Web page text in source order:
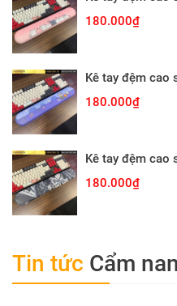
180.000₫
180.000₫
180.000₫
Tin tức Cẩm